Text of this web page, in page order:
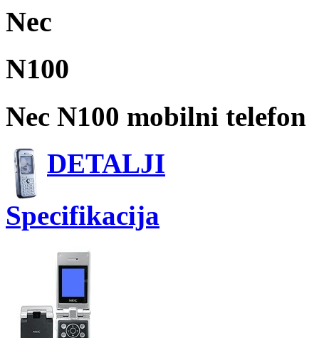
Nec
N100
Nec N100 mobilni telefon
DETALJI
Specifikacija